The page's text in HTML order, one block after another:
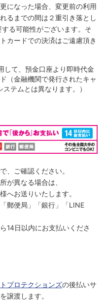
になった場合、変更前の利用
るまでの間は２重引き落とし
る可能性がございます。そ
カードでの決済はご遠慮頂き
して、預金口座より即時代金
（金融機関で発行されたキャ
テムとは異なります。）
、ご確認ください。
が異なる場合は、
へお送りいたします。
郵便局」「銀行」「LINE
14日以内にお支払いくださ
プロテクションズの後払いサ
譲渡します。